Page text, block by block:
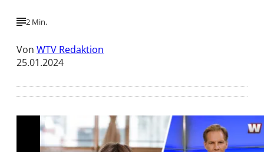
2 Min.
Von WTV Redaktion
25.01.2024